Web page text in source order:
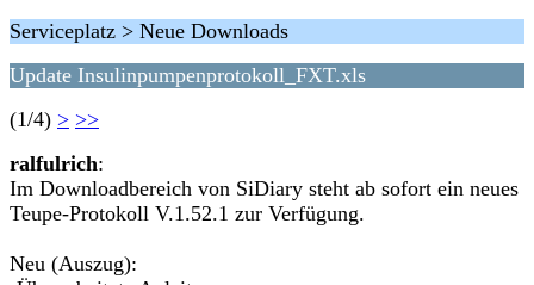
Serviceplatz > Neue Downloads
Update Insulinpumpenprotokoll_FXT.xls
(1/4) > >>
ralfulrich:
Im Downloadbereich von SiDiary steht ab sofort ein neues
Teupe-Protokoll V.1.52.1 zur Verfügung.
Neu (Auszug):